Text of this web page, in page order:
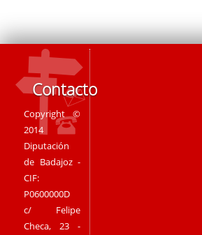
Contacto
Copyright ©
2014
Diputación
de Badajoz -
CIF:
P0600000D
c/ Felipe
Checa, 23 -